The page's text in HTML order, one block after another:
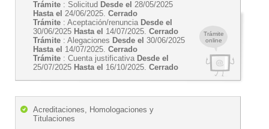
Trámite
online
Trámite : Solicitud Desde el 28/05/2025
Hasta el 24/06/2025. Cerrado
Trámite : Aceptación/renuncia Desde el
30/06/2025 Hasta el 14/07/2025. Cerrado
Trámite : Alegaciones Desde el 30/06/2025
Hasta el 14/07/2025. Cerrado
Trámite : Cuenta justificativa Desde el
25/07/2025 Hasta el 16/10/2025. Cerrado
Acreditaciones, Homologaciones y
Titulaciones